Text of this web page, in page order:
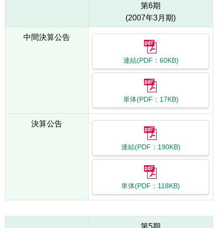
第6期
(2007年3月期)
中間決算公告
連結(PDF：60KB)
単体(PDF：17KB)
決算公告
連結(PDF：190KB)
単体(PDF：118KB)
第5期